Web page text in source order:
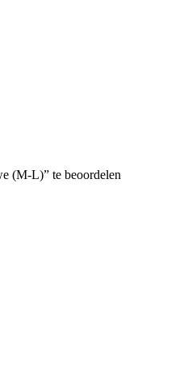
(M-L)” te beoordelen